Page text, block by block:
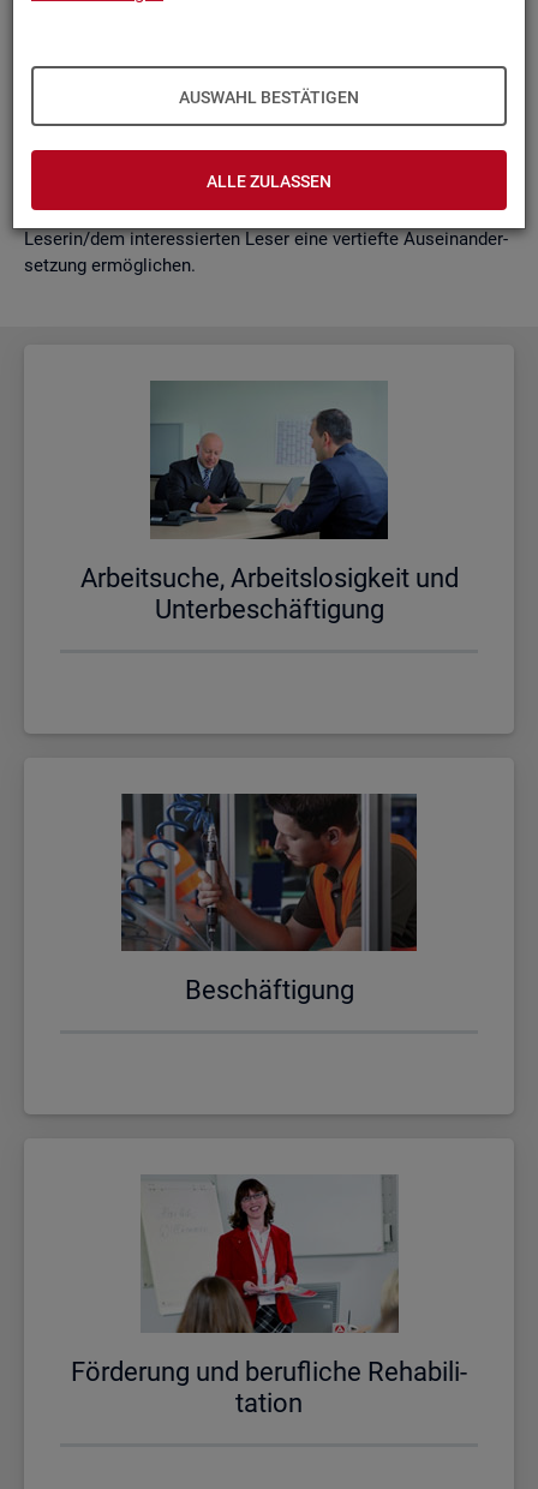
AUSWAHL BESTÄTIGEN
ALLE ZULASSEN
sam­men­ge­fasst. Damit ent­steht ein klei­nes Nach­schla­ge­
werk zu zen­tra­len Be­grif­fen und Fra­ge­stel­lun­gen der Ar­beits­
markt- und Grund­si­che­rungs­sta­tis­tik. Dabei wer­den diese Be­
grif­fe in kur­zer Form er­klärt und immer auch mit wei­ter­füh­
ren­den In­for­ma­ti­ons­quel­len ver­bun­den, die der in­ter­es­sier­ten
Le­se­rin/dem in­ter­es­sier­ten Leser eine ver­tief­te Aus­ein­an­der­
set­zung er­mög­li­chen.
Ar­beit­su­che, Ar­beits­lo­sig­keit und
Un­ter­be­schäf­ti­gung
Be­schäf­ti­gung
För­de­rung und be­ruf­li­che Re­ha­bi­li­
ta­ti­on